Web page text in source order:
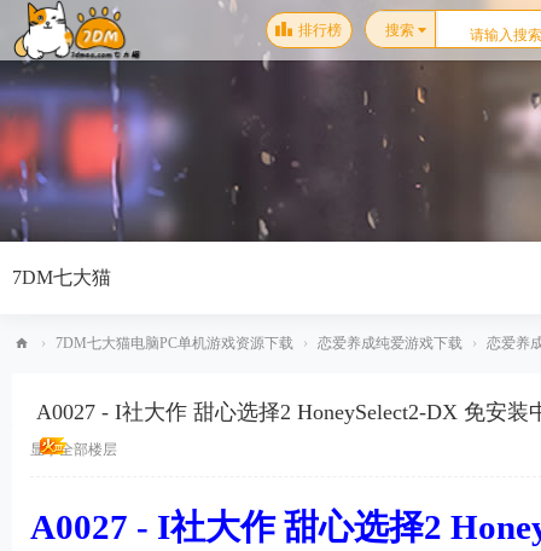
排行榜 搜索
7DM七大猫
› 7DM七大猫电脑PC单机游戏资源下载 › 恋爱养成纯爱游戏下载 › 恋爱养
A0027 - I社大作 甜心选择2 HoneySelect2-DX 免安
MOD+MOD衣服[211GB]
显示全部楼层
A0027 - I社大作 甜心选择2